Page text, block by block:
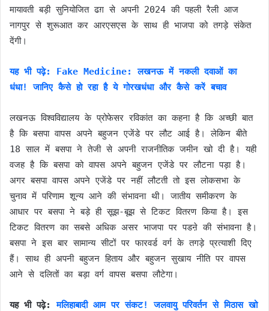
मायावती बड़ी सुनियोजित ढग़ से अपनी 2024 की पहली रैली आज
नागपुर से शुरूआत कर आरएसएस के साथ ही भाजपा को तगड़े संकेत
देंगी।
यह भी पढ़े: Fake Medicine: लखनऊ में नकली दवाओं का
धंधा! जानिए कैसे हो रहा है ये गोरखधंधा और कैसे करें बचाव
लखनऊ विश्वविद्यालय के प्रोफेसर रविकांत का कहना है कि अच्छी बात
है कि बसपा वापस अपने बहुजन एजेंडे पर लौट आई है। लेकिन बीते
18 साल में बसपा ने तेजी से अपनी राजनीतिक जमीन खो दी है। यही
वजह है कि बसपा को वापस अपने बहुजन एजेंडे पर लौटना पड़ा है।
अगर बसपा वापस अपने एजेंडे पर नहीं लौटती तो इस लोकसभा के
चुनाव में परिणाम शून्य आने की संभावना थी। जातीय समीकरण के
आधार पर बसपा ने बड़े ही सूझ-बूझ से टिकट वितरण किया है। इस
टिकट वितरण का सबसे अधिक असर भाजपा पर पडऩे की संभावना है।
बसपा ने इस बार सामान्य सीटों पर फारवर्ड वर्ग के तगड़े प्रत्याशी दिए
हैं। साथ ही अपनी बहुजन हिताय और बहुजन सुखाय नीति पर वापस
आने से दलितों का बड़ा वर्ग वापस बसपा लौटेगा।
यह भी पढ़े:मलिहाबादी आम पर संकट! जलवायु परिवर्तन से मिठास खो